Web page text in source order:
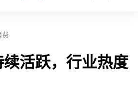
费
活跃，行业热度